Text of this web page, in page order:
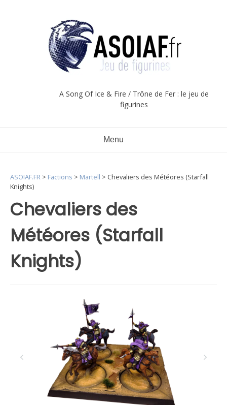
A Song Of Ice & Fire / Trône de Fer : le jeu de
figurines
Menu
Chevaliers des
Météores (Starfall
Knights)
ASOIAF.FR > Factions > Martell > Chevaliers des Météores (Starfall
Knights)